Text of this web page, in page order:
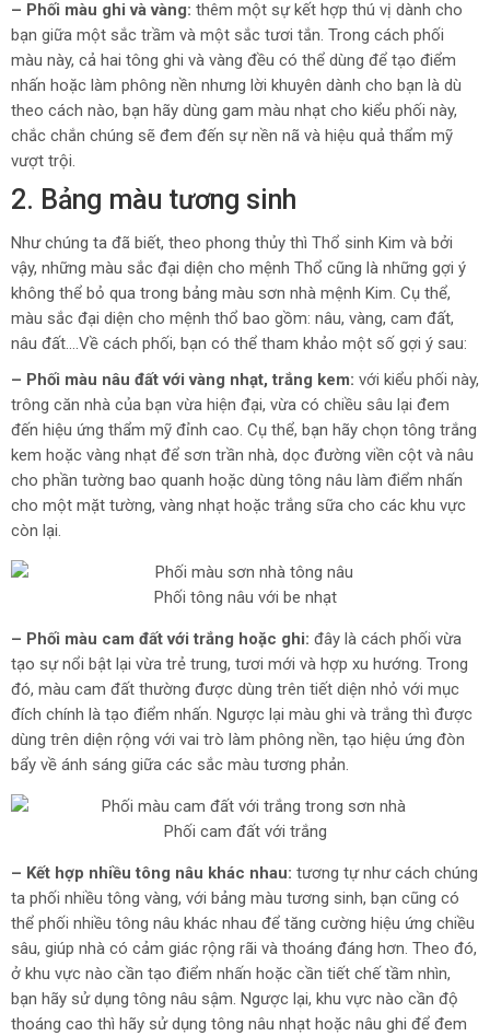
– Phối màu ghi và vàng: thêm một sự kết hợp thú vị dành cho
bạn giữa một sắc trầm và một sắc tươi tắn. Trong cách phối
màu này, cả hai tông ghi và vàng đều có thể dùng để tạo điểm
nhấn hoặc làm phông nền nhưng lời khuyên dành cho bạn là dù
theo cách nào, bạn hãy dùng gam màu nhạt cho kiểu phối này,
chắc chắn chúng sẽ đem đến sự nền nã và hiệu quả thẩm mỹ
vượt trội.
2. Bảng màu tương sinh
Như chúng ta đã biết, theo phong thủy thì Thổ sinh Kim và bởi
vậy, những màu sắc đại diện cho mệnh Thổ cũng là những gợi ý
không thể bỏ qua trong bảng màu sơn nhà mệnh Kim. Cụ thể,
màu sắc đại diện cho mệnh thổ bao gồm: nâu, vàng, cam đất,
nâu đất….Về cách phối, bạn có thể tham khảo một số gợi ý sau:
– Phối màu nâu đất với vàng nhạt, trắng kem: với kiểu phối này,
trông căn nhà của bạn vừa hiện đại, vừa có chiều sâu lại đem
đến hiệu ứng thẩm mỹ đỉnh cao. Cụ thể, bạn hãy chọn tông trắng
kem hoặc vàng nhạt để sơn trần nhà, dọc đường viền cột và nâu
cho phần tường bao quanh hoặc dùng tông nâu làm điểm nhấn
cho một mặt tường, vàng nhạt hoặc trắng sữa cho các khu vực
còn lại.
Phối tông nâu với be nhạt
– Phối màu cam đất với trắng hoặc ghi: đây là cách phối vừa
tạo sự nổi bật lại vừa trẻ trung, tươi mới và hợp xu hướng. Trong
đó, màu cam đất thường được dùng trên tiết diện nhỏ với mục
đích chính là tạo điểm nhấn. Ngược lại màu ghi và trắng thì được
dùng trên diện rộng với vai trò làm phông nền, tạo hiệu ứng đòn
bẩy về ánh sáng giữa các sắc màu tương phản.
Phối cam đất với trắng
– Kết hợp nhiều tông nâu khác nhau: tương tự như cách chúng
ta phối nhiều tông vàng, với bảng màu tương sinh, bạn cũng có
thể phối nhiều tông nâu khác nhau để tăng cường hiệu ứng chiều
sâu, giúp nhà có cảm giác rộng rãi và thoáng đáng hơn. Theo đó,
ở khu vực nào cần tạo điểm nhấn hoặc cần tiết chế tầm nhìn,
bạn hãy sử dụng tông nâu sậm. Ngược lại, khu vực nào cần độ
thoáng cao thì hãy sử dụng tông nâu nhạt hoặc nâu ghi để đem